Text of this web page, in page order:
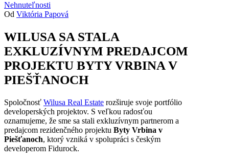
Nehnuteľnosti
Od Viktória Papová
WILUSA SA STALA
EXKLUZÍVNYM PREDAJCOM
PROJEKTU BYTY VRBINA V
PIEŠŤANOCH
Spoločnosť Wilusa Real Estate rozširuje svoje portfólio
developerských projektov. S veľkou radosťou
oznamujeme, že sme sa stali exkluzívnym partnerom a
predajcom rezidenčného projektu Byty Vrbina v
Piešťanoch, ktorý vzniká v spolupráci s českým
developerom Fidurock.